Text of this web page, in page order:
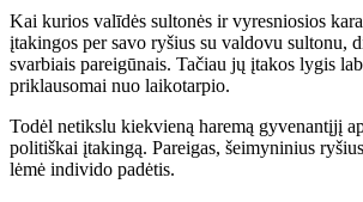
Kai kurios valīdės sultonės ir vyresniosios
įtakingos per savo ryšius su valdovu sultonu,
svarbiais pareigūnais. Tačiau jų įtakos lygis
priklausomai nuo laikotarpio.
Todėl netikslu kiekvieną haremą gyvenantįjį
politiškai įtakingą. Pareigas, šeimyninius
lėmė individo padėtis.